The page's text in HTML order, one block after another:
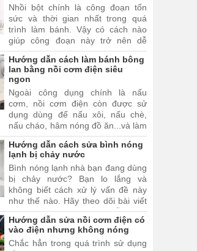
Nhồi bột chính là công đoạn tốn
sức và thời gian nhất trong quá
trình làm bánh. Vậy có cách nào
giúp công đoạn này trở nên dễ
dàng và nhanh chóng hơn không?
Câu trả lời chính máy trộn bột đa
năng. Và trong bài viết này, chúng
tôi sẽ tiết lộ cách sử dụng máy trộn
bột hiệu quả và an toàn nhất để
bạn đọc tham khảo.
Hướng dẫn cách làm bánh bông
lan bằng nồi cơm điện siêu
ngon
Ngoài công dụng chính là nấu
cơm, nồi cơm điện còn được sử
dụng dùng để nấu xôi, nấu chè,
nấu cháo, hâm nóng đồ ăn...và làm
bánh. Trong bài viết này, Kỳ Anh sẽ
hướng dẫn bạn cách làm bánh
bông lan bằng nồi cơm điện vừa
ngon lại vừa dễ làm.
Hướng dẫn cách sửa bình nóng
lạnh bị chảy nước
Bình nóng lạnh nhà bạn đang dùng
bị chảy nước? Bạn lo lắng và
không biết cách xử lý vấn đề này
như thế nào. Hãy theo dõi bài viết
dưới đây để được hướng dẫn cách
sửa bình nóng lạnh bị chảy nước
nhé.
Hướng dẫn sửa nồi cơm điện có
vào điện nhưng không nóng
Chắc hẳn trong quá trình sử dụng